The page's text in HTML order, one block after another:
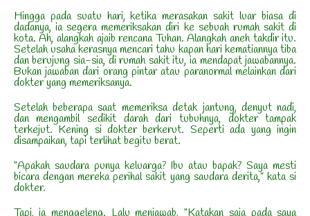
Hingga pada suatu hari, ketika merasakan sakit luar biasa di
dadanya, ia segera memeriksakan diri ke sebuah rumah sakit di
kota. Ah, alangkah ajaib rencana Tuhan. Alangkah aneh takdir itu.
Setelah usaha kerasnya mencari tahu kapan hari kematiannya tiba
dan berujung sia-sia, di rumah sakit itu, ia mendapat jawabannya.
Bukan jawaban dari orang pintar atau paranormal melainkan dari
dokter yang memeriksanya.
Setelah beberapa saat memeriksa detak jantung, denyut nadi,
dan mengambil sedikit darah dari tubuhnya, dokter tampak
terkejut. Kening si dokter berkerut. Seperti ada yang ingin
disampaikan, tapi terlihat begitu berat.
“Apakah saudara punya keluarga? Ibu atau bapak? Saya mesti
bicara dengan mereka perihal sakit yang saudara derita,” kata si
dokter.
Tapi, ia menggeleng. Lalu menjawab, “Katakan saja pada saya